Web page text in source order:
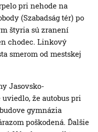
pri nehode na
(Szabadság tér) po
štyria sú zranení
chodec. Linkový
smerom od mestskej
Jasovsko-
že autobus pri
gymnázia
poškodená. Ďalšie